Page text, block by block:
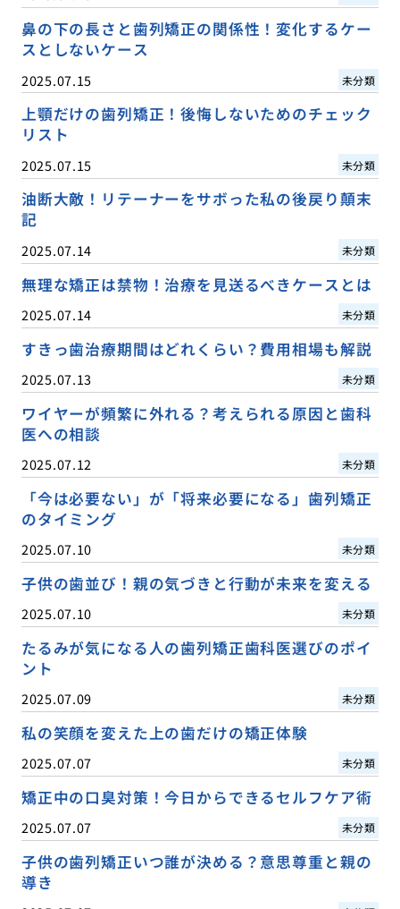
鼻の下の長さと歯列矯正の関係性！変化するケー
スとしないケース
2025.07.15 未分類
上顎だけの歯列矯正！後悔しないためのチェック
リスト
2025.07.15 未分類
油断大敵！リテーナーをサボった私の後戻り顛末
記
2025.07.14 未分類
無理な矯正は禁物！治療を見送るべきケースとは
2025.07.14 未分類
すきっ歯治療期間はどれくらい？費用相場も解説
2025.07.13 未分類
ワイヤーが頻繁に外れる？考えられる原因と歯科
医への相談
2025.07.12 未分類
「今は必要ない」が「将来必要になる」歯列矯正
のタイミング
2025.07.10 未分類
子供の歯並び！親の気づきと行動が未来を変える
2025.07.10 未分類
たるみが気になる人の歯列矯正歯科医選びのポイ
ント
2025.07.09 未分類
私の笑顔を変えた上の歯だけの矯正体験
2025.07.07 未分類
矯正中の口臭対策！今日からできるセルフケア術
2025.07.07 未分類
子供の歯列矯正いつ誰が決める？意思尊重と親の
導き